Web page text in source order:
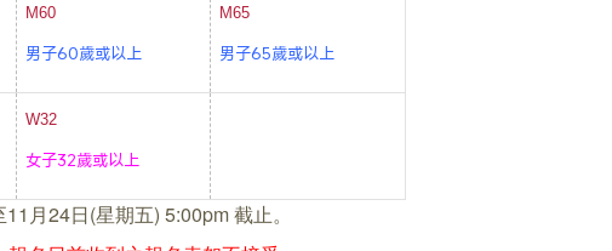
M60
男子60歲或以上
M65
男子65歲或以上
W32
女子32歲或以上
月24日(星期五) 5:00pm 截止。